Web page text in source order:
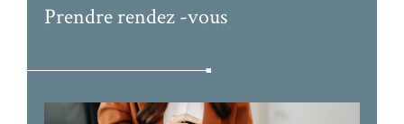
Prendre rendez -vous